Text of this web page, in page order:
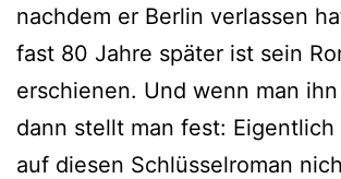
nachdem er Berlin verlassen
fast 80 Jahre später ist sein
erschienen. Und wenn man
dann stellt man fest:
auf diesen Schlüsselroman